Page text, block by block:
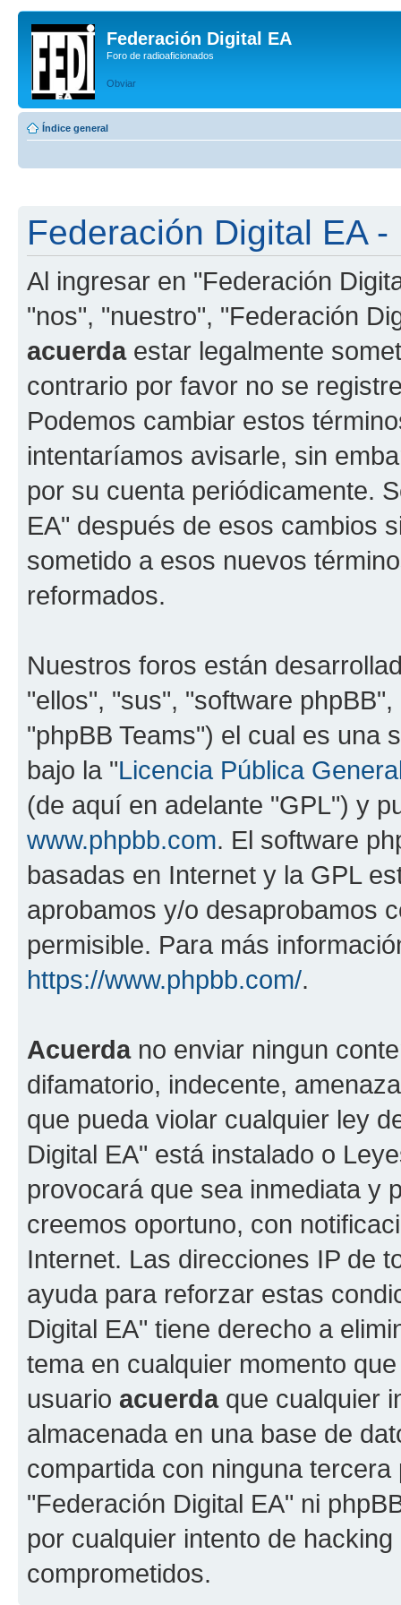
Federación Digital EA
Foro de radioaficionados
Obviar
Índice general
Federación Digital EA -
Al ingresar en "Federación
"nos", "nuestro", "Federación
acuerdaestar legalmente
contrario por favor no se
Podemos cambiar estos
intentaríamos avisarle, sin
por su cuenta periódicamente.
EA" después de esos cambios
sometido a esos nuevos
reformados.
Nuestros foros están
"ellos", "sus", "software
"phpBB Teams") el cual es una
bajo la "Licencia Pública
(de aquí en adelante "GPL") y
www.phpbb.com. El software
basadas en Internet y la GPL
aprobamos y/o desaprobamos
permisible. Para más
https://www.phpbb.com/.
Acuerdano enviar ningun
difamatorio, indecente,
que pueda violar cualquier ley
Digital EA" está instalado o
provocará que sea inmediata y
creemos oportuno, con
Internet. Las direcciones IP de
ayuda para reforzar estas
Digital EA" tiene derecho a
tema en cualquier momento
usuario acuerdaque cualquier
almacenada en una base de
compartida con ninguna
"Federación Digital EA" ni
por cualquier intento de
comprometidos.